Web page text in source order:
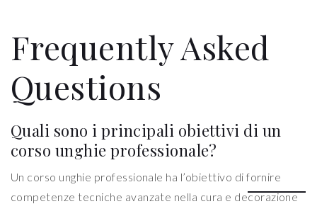
Frequently Asked
Questions
Quali sono i principali obiettivi di un
corso unghie professionale?
Un corso unghie professionale ha l’obiettivo di fornire
competenze tecniche avanzate nella cura e decorazione